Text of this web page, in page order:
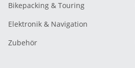
Bikepacking & Touring
Elektronik & Navigation
Zubehör